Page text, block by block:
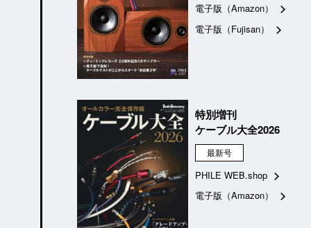
電子版（Amazon）
電子版（Fujisan）
特別増刊
ケーブル大全2026
最新号
PHILE WEB.shop
電子版（Amazon）